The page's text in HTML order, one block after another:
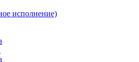
исполнение)